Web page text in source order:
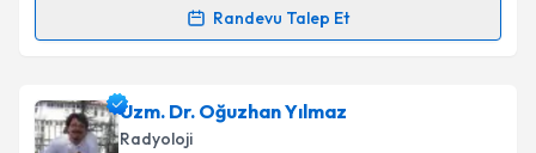
Randevu Talep Et
takvim hazırlandığında e-posta ile bilgilendireceğiz.
Uzm. Dr. Oğuzhan Yılmaz
Radyoloji